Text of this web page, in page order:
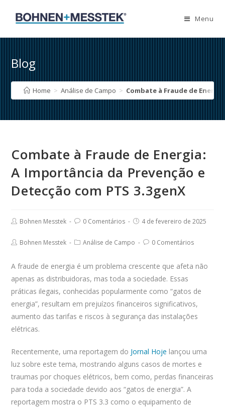
Menu
Blog
Home > Análise de Campo > Combate à Fraude de
Combate à Fraude de Energia:
A Importância da Prevenção e
Detecção com PTS 3.3genX
PostBohnen Messtek
Post0 Comentários
Post4 de fevereiro de 2025
PostBohnen Messtek
PostAnálise de Campo
Post0 Comentários
A fraude de energia é um problema crescente que afeta não
apenas as distribuidoras, mas toda a sociedade. Essas
práticas ilegais, conhecidas popularmente como “gatos de
energia”, resultam em prejuízos financeiros significativos,
aumento das tarifas e riscos à segurança das instalações
elétricas.
Recentemente, uma reportagem do Jornal Hoje lançou uma
luz sobre este tema, mostrando alguns casos de mortes e
traumas por choques elétricos, bem como, perdas financeiras
para toda a sociedade devido aos “gatos de energia”. A
reportagem mostra o PTS 3.3 como o equipamento de